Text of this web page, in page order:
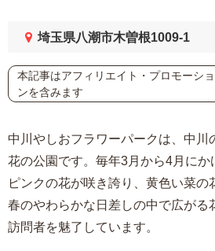
埼玉県八潮市木曽根1009-1
本記事はアフィリエイト・プロモーショ
ンを含みます
中川やしおフラワーパークは、中川
花の公園です。毎年3月から4月にか
ピンクの花が咲き誇り、黄色い菜の
春のやわらかな日差しの中で広がる
訪問者を魅了しています。